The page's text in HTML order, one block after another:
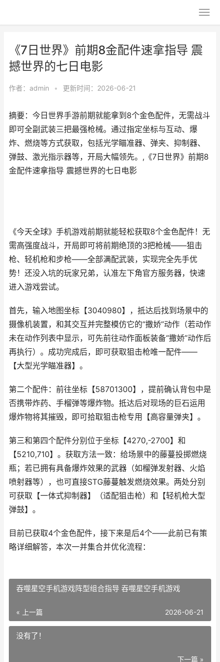
《7日世界》前期8金配件速拿指导 震
撼世界的七日电影
作者： admin • 更新时间：2026-06-21
摘要：今日世界手游前期就能拿到8个金色配件，无需战斗
即可全副武装三把最强枪械。通过指定坐标与互动、爆
炸、燃烧等方式获取，包括光学瞄准器、弹夹、抑制器、
弹鼓、激光指示器等，开局大幅领先。,《7日世界》前期8
金配件速拿指导 震撼世界的七日电影
《今天全球》手机游戏前期就能轻松获取8个金色配件！无
需高强度战斗，开局即可将前期绝顶的3把枪械——狙击
枪、轻机枪和步枪——全部满配武装，实现完全先手优
势！还没入坑的玩家兄弟，认准左下角官方服务器，快速
进入游戏尝试。
首先，输入地图坐标【3040980】，抵达后找到场景中的
摄像机装置，和其交互并完整模仿它的“撒娇”动作（若动作
未在动作列表中显示，可先前往动作面板装备“撒娇”动作后
再执行）。成功完成后，即可获取狙击枪唯一配件——
【大型光学瞄准器】。
第二个配件：前往坐标【58701300】，提前确认背包中是
否携带炸药、手榴弹等爆炸物。抵达后对现场的巨石运用
爆炸物将其摧毁，即可拾取狙击枪专用【高容量弹夹】。
第三和第四个配件分别位于坐标【4270,-2700】和
【5210,710】。获取方法一致：给场景中的藤蔓投掷燃烧
瓶；若已拥有具备爆炸效果的武器（如榴弹发射器、火焰
喷射器等），也可直接STG藤蔓触发燃烧效果。两处分别
可获取【一体式抑制器】（适配狙击枪）和【轻机枪大型
弹鼓】。
目前已获取4个金色配件，接下来是后4个——此前已有策
略详细解答，本次一并集合并优化流程：
吞噬星空手机游戏阵型组合指导 吞噬星空手机游戏
« 上一篇 2026-06-21
没有了！
下一篇 »